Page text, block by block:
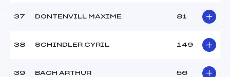
37 DONTENVILL MAXIME 81
38 SCHINDLER CYRIL 149
39 BACH ARTHUR 56